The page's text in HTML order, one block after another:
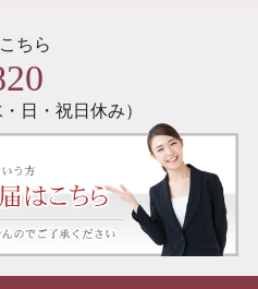
ちら
日・祝日休み）